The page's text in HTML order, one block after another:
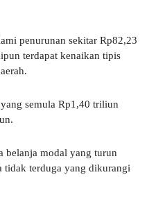
penurunan sekitar Rp82,23
terdapat kenaikan tipis
yang semula Rp1,40 triliun
belanja modal yang turun
tidak terduga yang dikurangi